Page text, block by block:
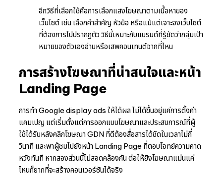
อีกวิธีที่เลือกใช้คือการเลือกแสงโฆษณาตามเนื้อหาของ
เว็บไซต์ เช่น เลือกคำสำคัญ หัวข้อ หรือแม้แต่เจาะจงเว็บไซต์
ที่ต้องการไปปรากฏตัว วิธีนี้เหมาะกับแบรนด์ที่รู้ชัดว่ากลุ่มเป้า
หมายของตัวเองอ่านหรือเสพคอนเทนต์จากที่ไหน
การสร้างโฆษณาที่น่าสนใจและหน้า
Landing Page
การทำ Google display ads ให้ได้ผล ไม่ได้ขึ้นอยู่แค่การตั้งค่า
แคมเปญ แต่เริ่มตั้งแต่การออกแบบโฆษณาและประสบการณ์ที่ผู้
ใช้ได้รับหลังคลิกโฆษณา GDN ที่ดีต้องสื่อสารได้ชัดในเวลาไม่กี่
วินาที และพาผู้ชมไปยังหน้า Landing Page ที่ตอบโจทย์ความคาด
หวังทันที หากสองส่วนนี้ไม่สอดคล้องกัน ต่อให้ยิงโฆษณาแม่นแค่
ไหนก็ยากที่จะสร้างคอนเวอร์ชันได้จริง